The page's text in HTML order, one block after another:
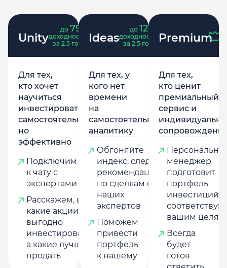
Unity
до 79
доходность
за 2.5 года
Для тех,
кто хочет
научиться
инвестировать
самостоятельно,
но
эффективно
Подключим
к чату с
экспертами
Расскажем, в
какие акции
выгодно
инвестировать,
а какие лучше
продать
Ideas
до 121
доходность
за 2.5 года
Для тех, у
кого нет
времени
на
самостоятельную
аналитику
Обгоняйте
индекс, следуя
рекомендациям
по сделкам от
наших
экспертов
Поможем
привести
портфель
к нашему
Premium
Для тех,
кто ценит
премиальный
сервис и
менеджер
подготовит
портфель
инвестиций,
вашим целям
Всегда
будет
готов